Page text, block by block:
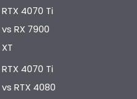
RTX 4070 Ti
vs RX 7900
XT
RTX 4070 Ti
vs RTX 4080